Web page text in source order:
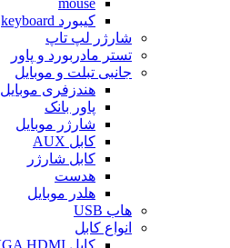
کیبورد keyboard
شارژر لپ تاپ
تستر مادربورد و پاور
جانبی تبلت و موبایل
هندزفری موبایل
پاور بانک
شارژر موبایل
کابل AUX
کابل شارژر
هدست
هلدر موبایل
هاب USB
انواع کابل
کابل VGA HDMI